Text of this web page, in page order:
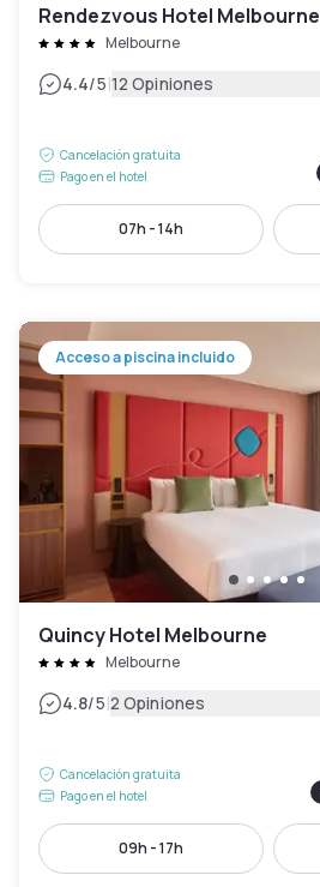
Rendezvous Hotel Melbourne
Melbourne
4.4/5|12 Opiniones
Cancelación gratuita
Pago en el hotel
07h - 14h
Acceso a piscina incluido
Quincy Hotel Melbourne
Melbourne
4.8/5|2 Opiniones
Cancelación gratuita
Pago en el hotel
09h - 17h